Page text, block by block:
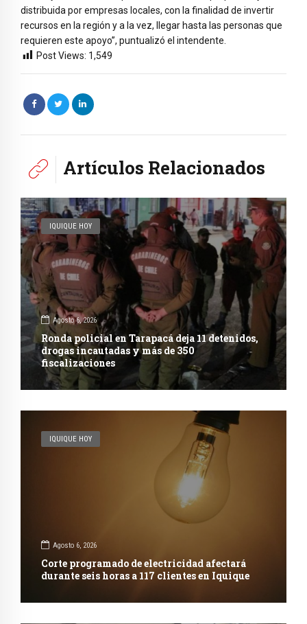
distribuida por empresas locales, con la finalidad de invertir
recursos en la región y a la vez, llegar hasta las personas que
requieren este apoyo”, puntualizó el intendente.
Post Views: 1,549
Artículos Relacionados
IQUIQUE HOY
Agosto 6, 2026
Ronda policial en Tarapacá deja 11 detenidos,
drogas incautadas y más de 350
fiscalizaciones
IQUIQUE HOY
Agosto 6, 2026
Corte programado de electricidad afectará
durante seis horas a 117 clientes en Iquique